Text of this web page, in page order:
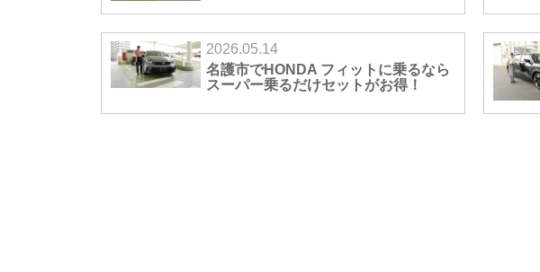
2026.05.14
名護市でHONDA フィットに乗るなら
スーパー乗るだけセットがお得！